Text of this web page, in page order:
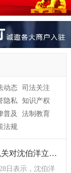
动态
司法关注
隐私
知识产权
普及
法制教育
法规
”分裂、维护国家统一的正义必要之举
日表示，沈伯洋